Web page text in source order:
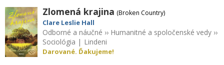
Zlomená krajina (Broken Country)
Clare Leslie Hall
Odborné a náučné ›› Humanitné a spoločenské vedy ››
Sociológia | Lindeni
Darované. Ďakujeme!